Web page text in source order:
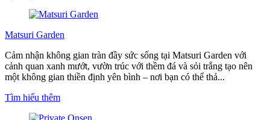
Matsuri Garden
Cảm nhận không gian tràn đầy sức sống tại Matsuri Garden với
cảnh quan xanh mướt, vườn trúc với thềm đá và sỏi trắng tạo nên
một không gian thiền định yên bình – nơi bạn có thể thả...
Tìm hiểu thêm